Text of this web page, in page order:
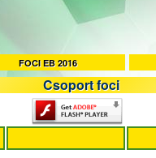
FOCI EB 2016
Csoport foci